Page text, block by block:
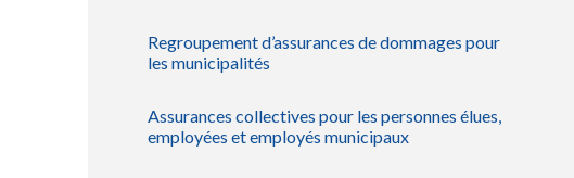
Regroupement d’assurances de dommages pour
les municipalités
Assurances collectives pour les personnes élues,
employées et employés municipaux